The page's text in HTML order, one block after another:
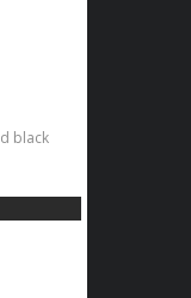
black